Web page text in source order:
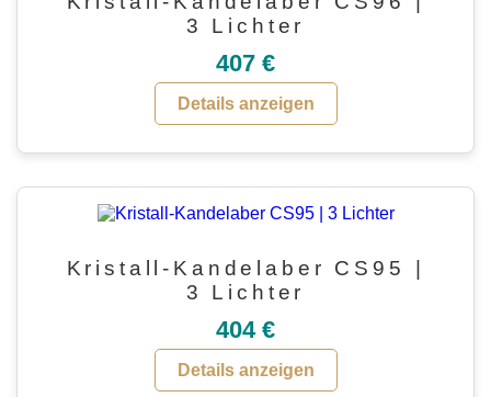
3 Lichter
407 €
Details anzeigen
Kristall-Kandelaber CS95 |
3 Lichter
404 €
Details anzeigen